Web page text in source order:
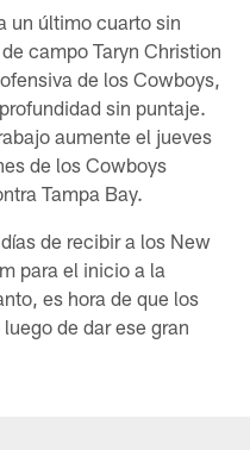
un último cuarto sin
campo Taryn Christion
de los Cowboys,
sin puntaje.
aumente el jueves
de los Cowboys
Tampa Bay.
de recibir a los New
para el inicio a la
es hora de que los
de dar ese gran